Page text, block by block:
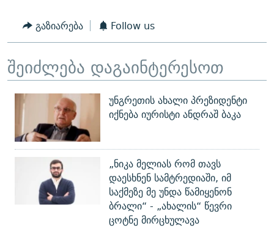
გაზიარება Follow us
შეიძლება დაგაინტერესოთ
უნგრეთის ახალი პრეზიდენტი
იქნება იურისტი ანდრაშ ბაკა
„ნიკა მელიას რომ თავს
დაესხნენ სამტრედიაში, იმ
საქმეზე მე უნდა წამიყენონ
ბრალი“ - „ახალის“ წევრი
ცოტნე მირცხულავა